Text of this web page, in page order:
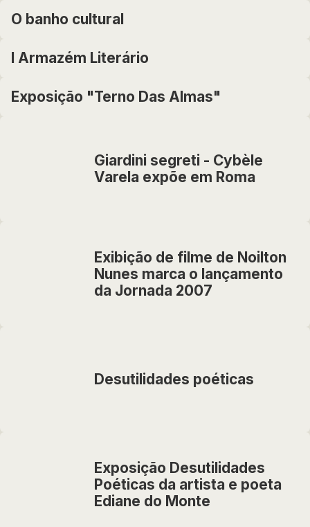
O banho cultural
I Armazém Literário
Exposição "Terno Das Almas"
Giardini segreti - Cybèle
Varela expõe em Roma
Exibição de filme de Noilton
Nunes marca o lançamento
da Jornada 2007
Desutilidades poéticas
Exposição Desutilidades
Poéticas da artista e poeta
Ediane do Monte